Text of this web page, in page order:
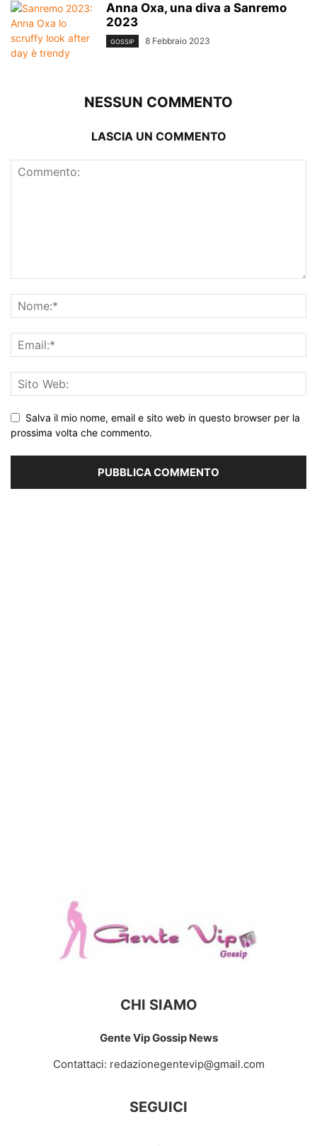
Anna Oxa, una diva a Sanremo
2023
GOSSIP 8 Febbraio 2023
NESSUN COMMENTO
LASCIA UN COMMENTO
Salva il mio nome, email e sito web in questo browser per la
prossima volta che commento.
CHI SIAMO
Gente Vip Gossip News
Contattaci: redazionegentevip@gmail.com
SEGUICI